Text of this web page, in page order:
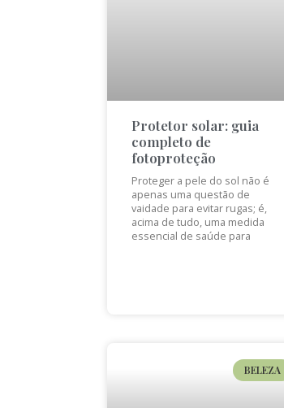
Protetor solar: guia
completo de
fotoproteção
Proteger a pele do sol não é
apenas uma questão de
vaidade para evitar rugas; é,
acima de tudo, uma medida
essencial de saúde para
BELEZA